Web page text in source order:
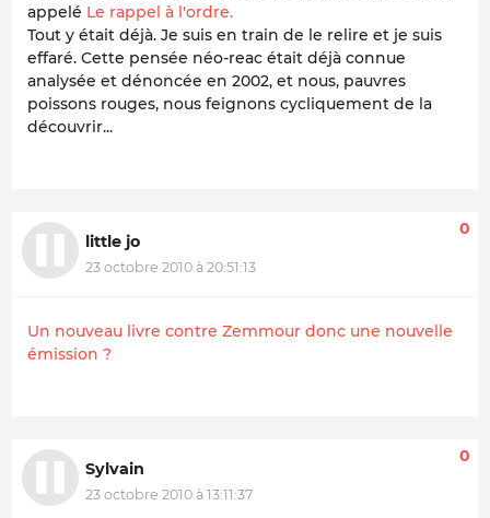
appelé Le rappel à l'ordre.
Tout y était déjà. Je suis en train de le relire et je suis
effaré. Cette pensée néo-reac était déjà connue
analysée et dénoncée en 2002, et nous, pauvres
poissons rouges, nous feignons cycliquement de la
découvrir...
little jo
23 octobre 2010 à 20:51:13
0
Un nouveau livre contre Zemmour donc une nouvelle
émission ?
Sylvain
23 octobre 2010 à 13:11:37
0